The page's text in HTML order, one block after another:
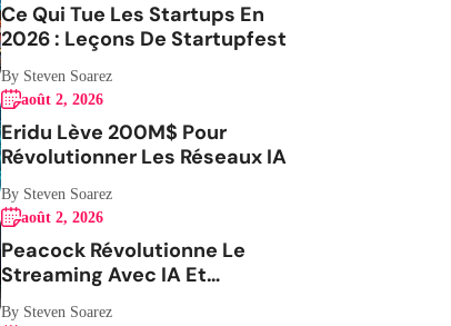
Ce Qui Tue Les Startups En
2026 : Leçons De Startupfest
By Steven Soarez
août 2, 2026
Eridu Lève 200M$ Pour
Révolutionner Les Réseaux IA
By Steven Soarez
août 2, 2026
Peacock Révolutionne Le
Streaming Avec IA Et
Expérience Mobile
By Steven Soarez